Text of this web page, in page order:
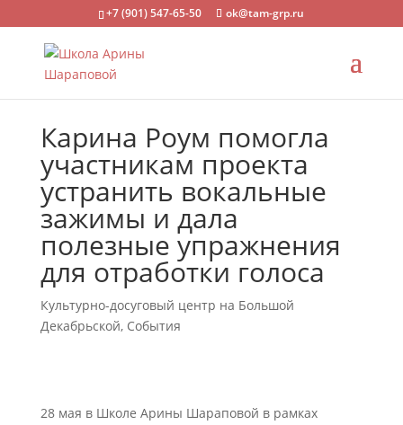
+7 (901) 547-65-50 ok@tam-grp.ru
Карина Роум помогла
участникам проекта
устранить вокальные
зажимы и дала
полезные упражнения
для отработки голоса
Культурно-досуговый центр на Большой
Декабрьской, События
28 мая в Школе Арины Шараповой в рамках